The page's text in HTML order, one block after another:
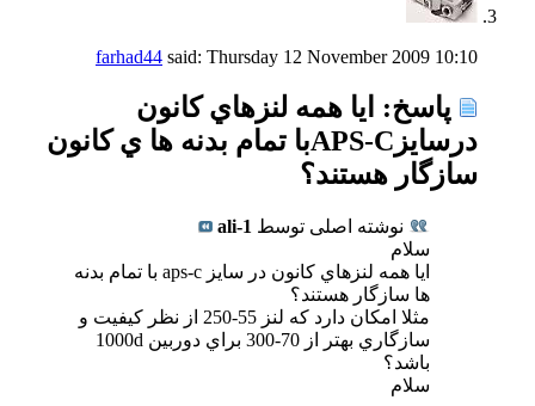
farhad44 said: Thursday 12 November 2009 10:10
پاسخ: ايا همه لنزهاي كانون
درسايزAPS-Cبا تمام بدنه ها ي كانون
سازگار هستند؟
نوشته اصلی توسط ali-1
سلام
ايا همه لنزهاي كانون در سايز aps-c با تمام بدنه
ها سازگار هستند؟
مثلا امكان دارد كه لنز 55-250 از نظر كيفيت و
سازگاري بهتر از 70-300 براي دوربين 1000d
باشد؟
سلام